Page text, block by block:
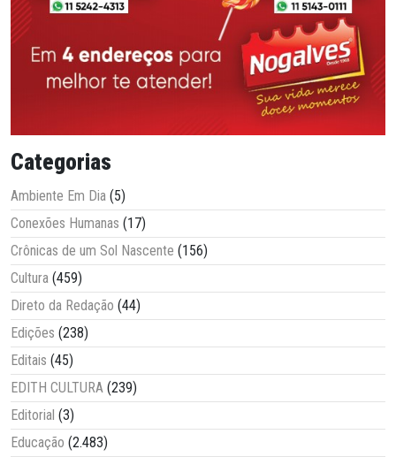
Categorias
Ambiente Em Dia (5)
Conexões Humanas (17)
Crônicas de um Sol Nascente (156)
Cultura (459)
Direto da Redação (44)
Edições (238)
Editais (45)
EDITH CULTURA (239)
Editorial (3)
Educação (2.483)